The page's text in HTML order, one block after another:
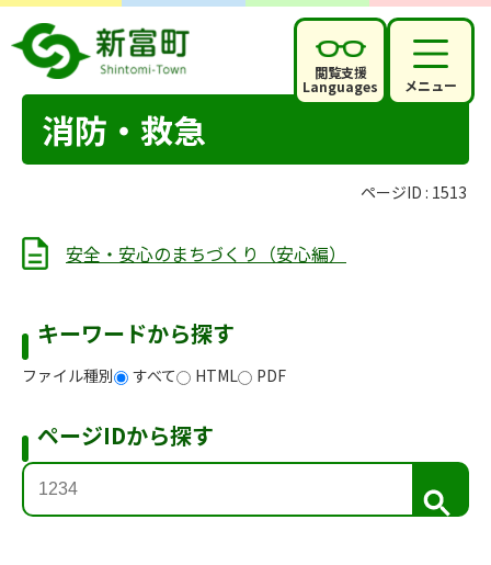
閲覧支援
Languages メニュー
消防・救急
ページID : 1513
安全・安心のまちづくり（安心編）
キーワードから探す
ファイル種別 すべて HTML PDF
ページIDから探す
検
索